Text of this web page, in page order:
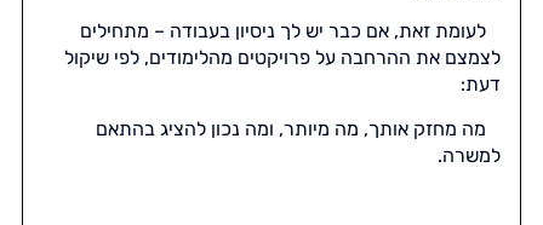
לעומת זאת, אם כבר יש לך ניסיון בעבודה – מתחילים
לצמצם את ההרחבה על פרויקטים מהלימודים, לפי שיקול
דעת:
מה מחזק אותך, מה מיותר, ומה נכון להציג בהתאם
למשרה.